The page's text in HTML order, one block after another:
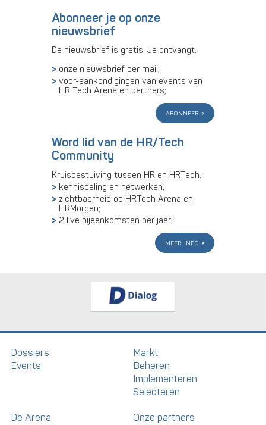
Abonneer je op onze
nieuwsbrief
De nieuwsbrief is gratis. Je ontvangt:
onze nieuwsbrief per mail;
voor-aankondigingen van events van
HR Tech Arena en partners;
abonneer
Word lid van de HR/Tech
Community
Kruisbestuiving tussen HR en HRTech:
kennisdeling en netwerken;
zichtbaarheid op HRTech Arena en
HRMorgen;
2 live bijeenkomsten per jaar;
meer info
Dossiers
Events
Markt
Beheren
Implementeren
Selecteren
De Arena Onze partners